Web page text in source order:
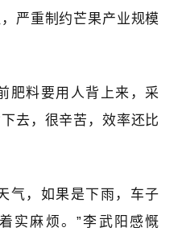
严重制约芒果产业规模
肥料要用人背上来，采
去，很辛苦，效率还比
气，如果是下雨，车子
实麻烦。”李武阳感慨